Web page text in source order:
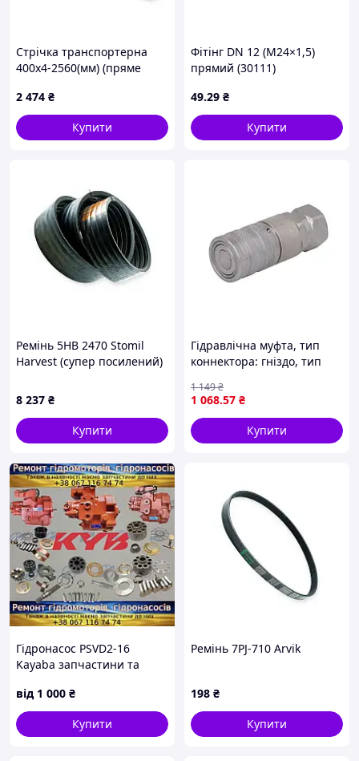
Стрічка транспортерна
400х4-2560(мм) (пряме
2 474 ₴
Купити
Фітінг DN 12 (М24×1,5)
прямий (30111)
49.29 ₴
Купити
Ремінь 5НВ 2470 Stomil
Harvest (супер посилений)
8 237 ₴
Купити
Гідравлічна муфта, тип
коннектора: гніздо, тип
стандарт ISO: 1179-1 50л/
хв JOHN DEERE 100, 110,
200, 210, 300,
1 068.57 ₴
1 149₴
Купити
Гідронасос PSVD2-16
Kayaba запчастини та
від 1 000 ₴
Купити
Ремінь 7PJ-710 Arvik
198 ₴
Купити